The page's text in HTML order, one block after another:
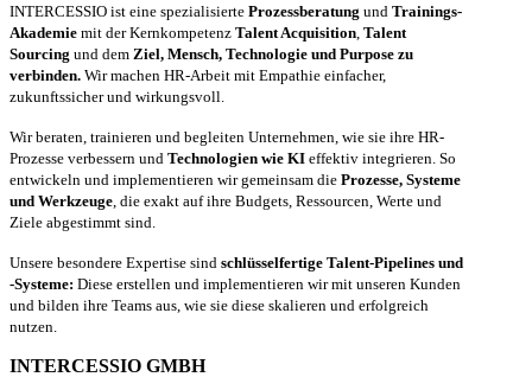
INTERCESSIO ist eine spezialisierte Prozessberatung und Trainings-
Akademie mit der Kernkompetenz Talent Acquisition Talent
Sourcing und dem Ziel, Mensch, Technologie und Purpose zu
verbinden. Wir machen HR-Arbeit mit Empathie einfacher,
zukunftssicher und wirkungsvoll.
Wir beraten, trainieren und begleiten Unternehmen, wie sie ihre HR-
Prozesse verbessern und Technologien wie KI effektiv integrieren. So
entwickeln und implementieren wir gemeinsam die Prozesse, Systeme
und Werkzeuge , die exakt auf ihre Budgets, Ressourcen, Werte und
Ziele abgestimmt sind.
Unsere besondere Expertise sind schlüsselfertige Talent-Pipelines und
-Systeme: Diese erstellen und implementieren wir mit unseren Kunden
und bilden ihre Teams aus, wie sie diese skalieren und erfolgreich
nutzen.
INTERCESSIO GMBH